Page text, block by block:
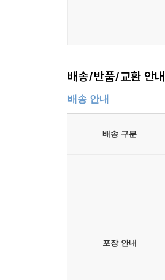
배송/반품/교환 안내
배송 안내
배송 구분
포장 안내